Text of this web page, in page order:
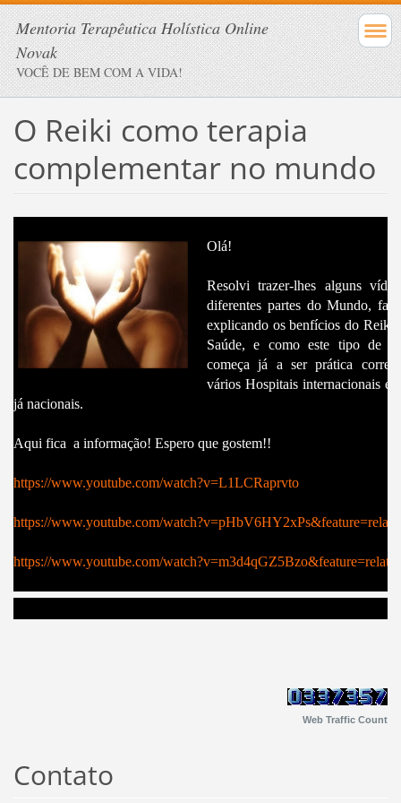
Mentoria Terapêutica Holística Online
Novak
VOCÊ DE BEM COM A VIDA!
O Reiki como terapia
complementar no mundo
Olá!
Resolvi trazer-lhes alguns
diferentes partes do Mundo,
explicando os benfícios do Reiki
Saúde, e como este tipo de
começa já a ser prática
vários Hospitais internacionais e
já nacionais.
Aqui fica a informação! Espero que gostem!!
https://www.youtube.com/watch?v=L1LCRaprvto
https://www.youtube.com/
https://www.youtube.com/
Web Traffic Count
Contato